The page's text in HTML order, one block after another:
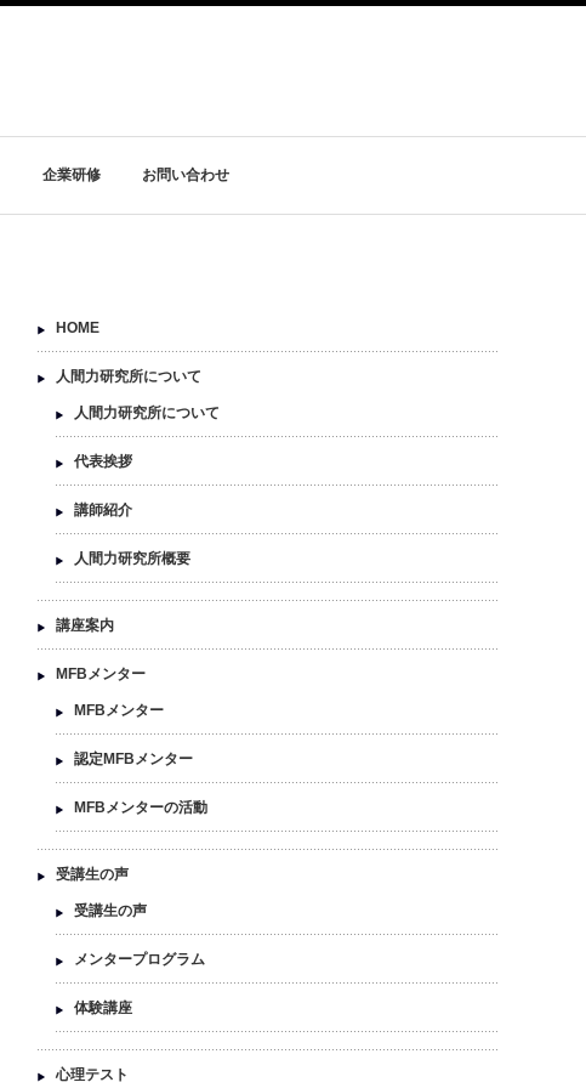
企業研修 お問い合わせ
HOME
人間力研究所について
人間力研究所について
代表挨拶
講師紹介
人間力研究所概要
講座案内
MFBメンター
MFBメンター
認定MFBメンター
MFBメンターの活動
受講生の声
受講生の声
メンタープログラム
体験講座
心理テスト